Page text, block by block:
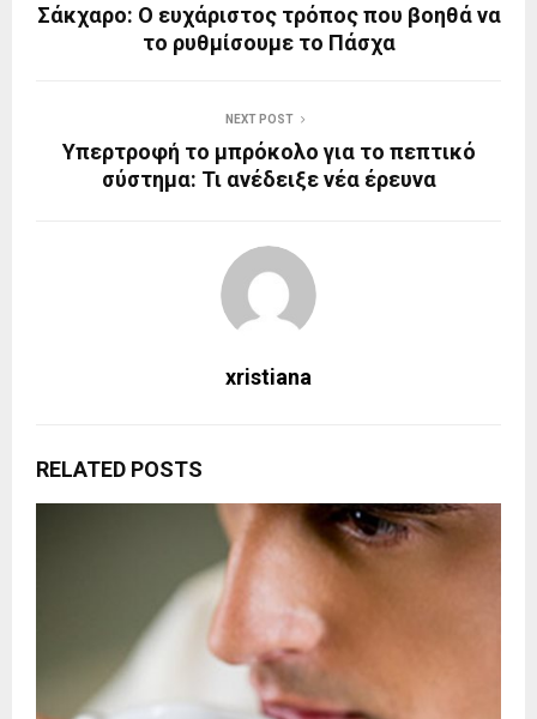
Σάκχαρο: Ο ευχάριστος τρόπος που βοηθά να
το ρυθμίσουμε το Πάσχα
NEXT POST
Υπερτροφή το μπρόκολο για το πεπτικό
σύστημα: Τι ανέδειξε νέα έρευνα
xristiana
RELATED POSTS